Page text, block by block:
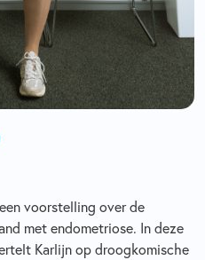
voorstelling over de
met endometriose. In deze
Karlijn op droogkomische